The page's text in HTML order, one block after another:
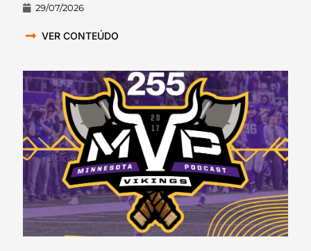
29/07/2026
VER CONTEÚDO